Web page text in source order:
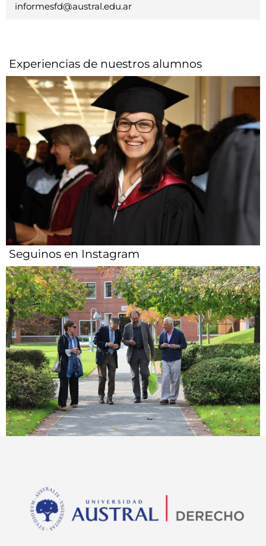
informesfd@austral.edu.ar
Experiencias de nuestros alumnos​
Seguinos en Instagram